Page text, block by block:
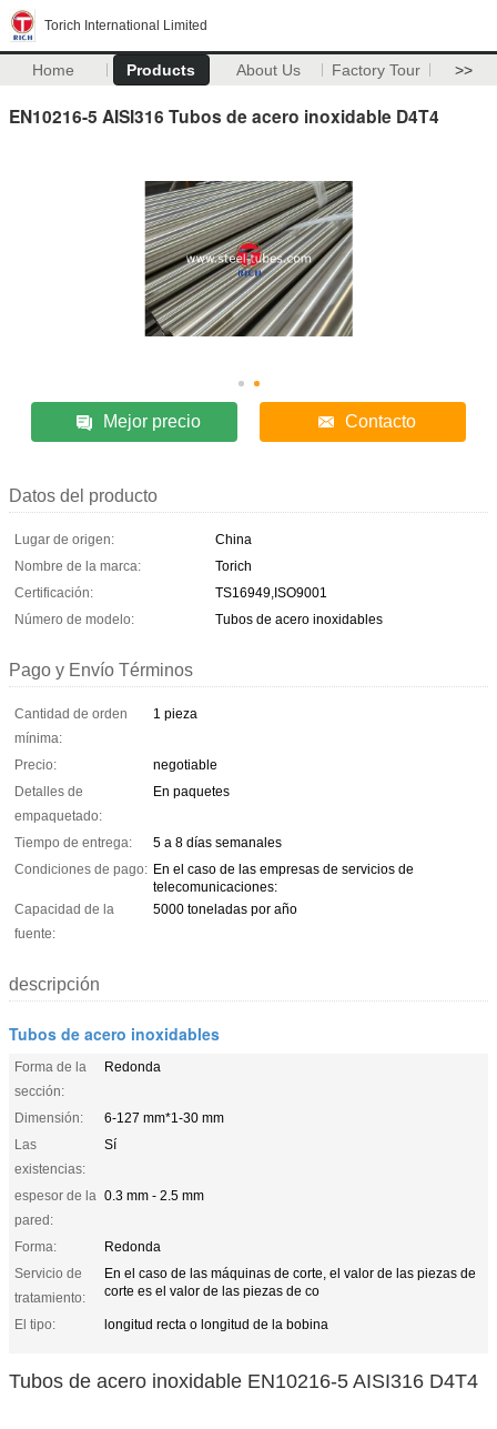
Torich International Limited
Home Products About Us Factory Tour >>
EN10216-5 AISI316 Tubos de acero inoxidable D4T4
Mejor precio Contacto
Datos del producto
Lugar de origen:
China
Nombre de la marca:
Torich
Certificación:
TS16949,ISO9001
Número de modelo:
Tubos de acero inoxidables
Pago y Envío Términos
Cantidad de orden
mínima:
1 pieza
Precio:
negotiable
Detalles de
empaquetado:
En paquetes
Tiempo de entrega:
5 a 8 días semanales
Condiciones de pago: En el caso de las empresas de servicios de
telecomunicaciones:
Capacidad de la
fuente:
5000 toneladas por año
descripción
Tubos de acero inoxidables
Forma de la
sección:
Redonda
Dimensión:
6-127 mm*1-30 mm
Las
existencias:
Sí
espesor de la
pared:
0.3 mm - 2.5 mm
Forma:
Redonda
Servicio de
tratamiento:
En el caso de las máquinas de corte, el valor de las piezas de
corte es el valor de las piezas de co
El tipo: longitud recta o longitud de la bobina
Tubos de acero inoxidable EN10216-5 AISI316 D4T4